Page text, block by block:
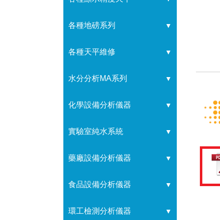
各種地磅系列 ▼
各種天平維修 ▼
水分分析MA系列 ▼
化學設備分析儀器 ▼
實驗室純水系統 ▼
藥廠設備分析儀器 ▼
食品設備分析儀器 ▼
環工檢測分析儀器 ▼